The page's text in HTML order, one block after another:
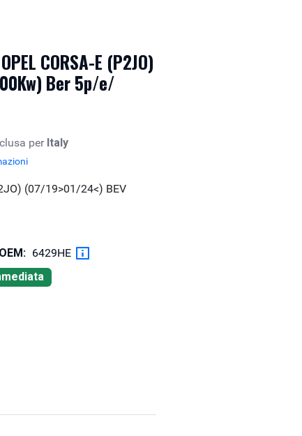
CORSA-E (P2JO)
Ber 5p/e/
per Italy
(07/19>01/24<) BEV
6429HE